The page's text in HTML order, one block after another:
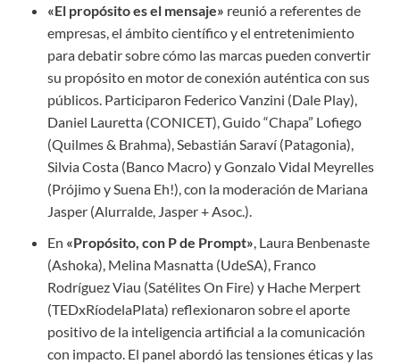
«El propósito es el mensaje» reunió a referentes de
empresas, el ámbito científico y el entretenimiento
para debatir sobre cómo las marcas pueden convertir
su propósito en motor de conexión auténtica con sus
públicos. Participaron Federico Vanzini (Dale Play),
Daniel Lauretta (CONICET), Guido “Chapa” Lofiego
(Quilmes & Brahma), Sebastián Saraví (Patagonia),
Silvia Costa (Banco Macro) y Gonzalo Vidal Meyrelles
(Prójimo y Suena Eh!), con la moderación de Mariana
Jasper (Alurralde, Jasper + Asoc.).
En «Propósito, con P de Prompt» , Laura Benbenaste
(Ashoka), Melina Masnatta (UdeSA), Franco
Rodríguez Viau (Satélites On Fire) y Hache Merpert
(TEDxRíodelaPlata) reflexionaron sobre el aporte
positivo de la inteligencia artificial a la comunicación
con impacto. El panel abordó las tensiones éticas y las